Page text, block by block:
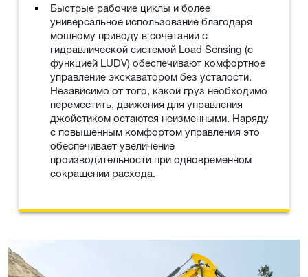
Быстрые рабочие циклы и более
универсальное использование благодаря
мощному приводу в сочетании с
гидравлической системой Load Sensing (с
функцией LUDV) обеспечивают комфортное
управление экскаватором без усталости.
Независимо от того, какой груз необходимо
переместить, движения для управления
джойстиком остаются неизменными. Наряду
с повышенным комфортом управления это
обеспечивает увеличение
производительности при одновременном
сокращении расхода.